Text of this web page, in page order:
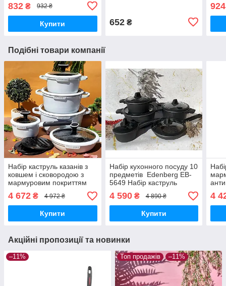
Чайник газовий
832 ₴ 932 ₴
Купити 652₴
924
Подібні товари компанії
Набір каструль казанів з
ковшем і сковородою з
мармуровим покриттям
Edenberg EB-5646 Набір
кухонного посуду
4 672 ₴ 4 972 ₴
Купити
Набір кухонного посуду 10
предметів Edenberg EB-
5649 Набір каструль
казанів із мармуровим
покриттям
4 590₴ 4 890 ₴
Купити
4
Акційні пропозиції та новинки
–11% Топ продажів –11%